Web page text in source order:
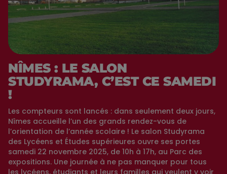
NÎMES : LE SALON
STUDYRAMA, C’EST CE SAMEDI
!
Les compteurs sont lancés : dans seulement deux jours,
Nîmes accueille l’un des grands rendez-vous de
l’orientation de l’année scolaire ! Le salon Studyrama
des Lycéens et Études supérieures ouvre ses portes
samedi 22 novembre 2025, de 10h à 17h, au Parc des
expositions. Une journée à ne pas manquer pour tous